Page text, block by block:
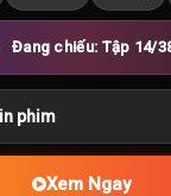
Đang chiếu: Tập 14/
phim
Xem Ngay